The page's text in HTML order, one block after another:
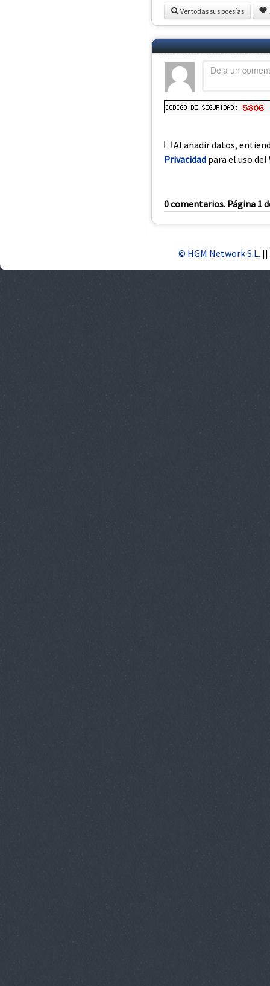
Ver todas sus poesías
Al añadir datos,
Privacidad para el uso del
0 comentarios. Página 1
© HGM Network S.L. ||